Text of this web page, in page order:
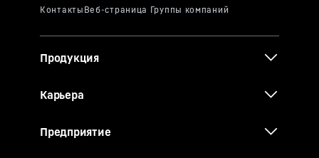
Продукция
Карьера
Предприятие